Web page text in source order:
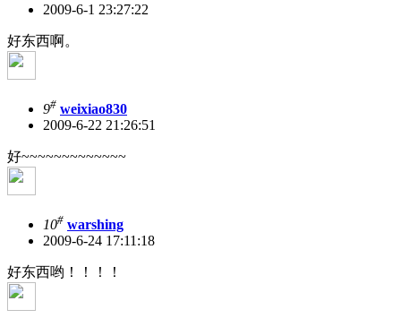
2009-6-1 23:27:22
好东西啊。
9# weixiao830
2009-6-22 21:26:51
好~~~~~~~~~~~~~
10# warshing
2009-6-24 17:11:18
好东西哟！！！！